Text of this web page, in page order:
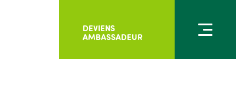
DEVIENS
AMBASSADEUR